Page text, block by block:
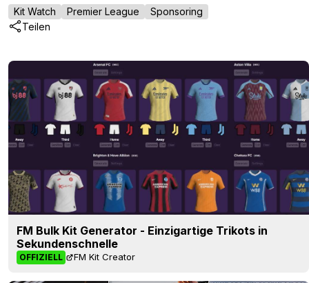
Kit Watch Premier League
Sponsoring
Teilen
FM Bulk Kit Generator - Einzigartige Trikots in
Sekundenschnelle
OFFIZIELL FM Kit Creator